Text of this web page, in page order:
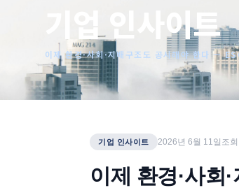
기업 인사이트
이제 환경·사회·지배구조도 공시해야 한다 —
기업 인사이트 2026년 6월 11일 조회
이제 환경·사회